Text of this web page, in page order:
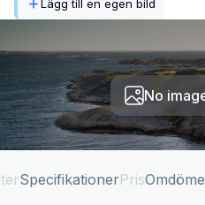
Lägg till en egen bild
No
SpecifikationerPris